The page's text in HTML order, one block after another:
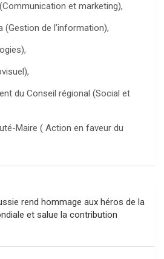
et marketing),
(Gestion de l’information),
du Conseil régional (Social et
Maire ( Action en faveur du
rend hommage aux héros de la
et salue la contribution